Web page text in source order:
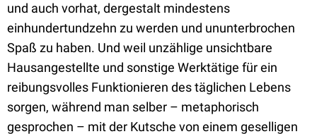
und auch vorhat, dergestalt mindestens
einhundertundzehn zu werden und ununterbrochen
Spaß zu haben. Und weil unzählige unsichtbare
Hausangestellte und sonstige Werktätige für ein
reibungsvolles Funktionieren des täglichen Lebens
sorgen, während man selber – metaphorisch
gesprochen – mit der Kutsche von einem geselligen